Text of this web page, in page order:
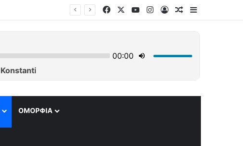
FacebookYouTubeInstagram
Log InΤυχαίο άρθρο
Sidebar
ΟΜΟΡΦΊΑ